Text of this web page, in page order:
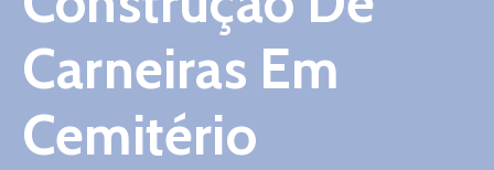
Carneiras Em
Cemitério